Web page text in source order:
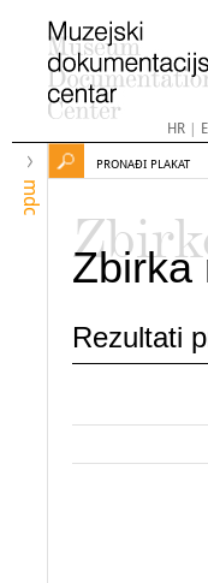
HR|
mdc
PRONAĐI PLAKAT
Zbirka
Rezultati